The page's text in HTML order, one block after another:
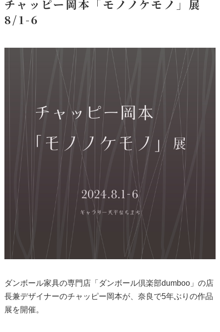
チャッピー岡本「モノノケモノ」展
8/1-6
ダンボール家具の専門店「ダンボール倶楽部dumboo」 の店
長兼デザイナーのチャッピー岡本が、奈良で5年ぶりの作品
展を開催。